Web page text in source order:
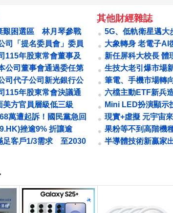
艱困選區 林月琴參戰
司「提名委員會」委員
115年股東常會董事及
單
公司董事會通過委任第
員會委員名單
司代子公司新光銀行公
斯股份有限公司取得...
115年股東常會決議通
競業禁止之限制
美方官員層級低三級
外公布行政部門會晤訊
萬遭起訴！國民黨急回
挫逾9% 折讓逾
億元
足客戶1/3需求 至2030
其他財經雜誌
5G、低軌衛星邁大
催動寬頻升級
大象轉身 老電子AI
新任屏科大校長 體
張金龍 專注看不見
生技大老引爆市場
筆電、手機市場轉
OLED 面板產業需
六檔主動ETF新兵
哪樁？一次讓你看
Mini LED扮演顯示
產品滲透率拉升
現實+虛擬 元宇宙
金十年
果粉等不到高階機
產進度 鄭州封控52
半導體技術新贏家